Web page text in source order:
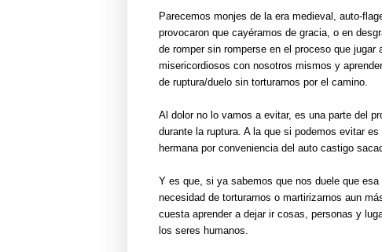
Parecemos monjes de la era medieval, auto-
provocaron que cayéramos de gracia, o en
de romper sin romperse en el proceso que
misericordiosos con nosotros mismos y
de ruptura/duelo sin torturarnos por el camino.
Al dolor no lo vamos a evitar, es una parte del
durante la ruptura. A la que si podemos evitar
hermana por conveniencia del auto castigo
Y es que, si ya sabemos que nos duele que
necesidad de torturarnos o martirizarnos aun
cuesta aprender a dejar ir cosas, personas y
los seres humanos.